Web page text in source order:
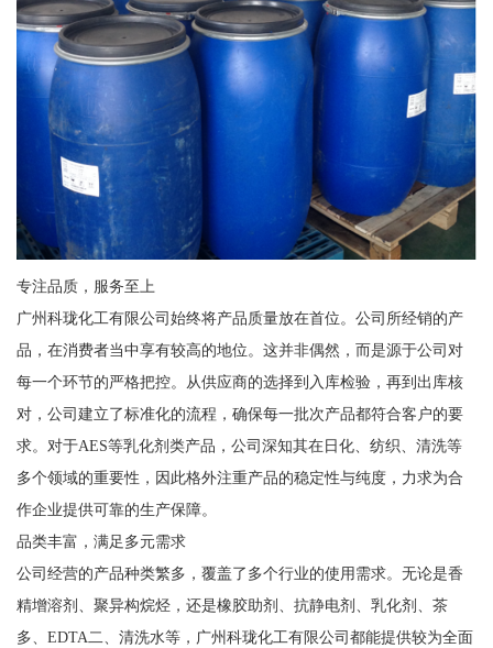
专注品质，服务至上
广州科珑化工有限公司始终将产品质量放在首位。公司所经销的产
品，在消费者当中享有较高的地位。这并非偶然，而是源于公司对
每一个环节的严格把控。从供应商的选择到入库检验，再到出库核
对，公司建立了标准化的流程，确保每一批次产品都符合客户的要
求。对于AES等乳化剂类产品，公司深知其在日化、纺织、清洗等
多个领域的重要性，因此格外注重产品的稳定性与纯度，力求为合
作企业提供可靠的生产保障。
品类丰富，满足多元需求
公司经营的产品种类繁多，覆盖了多个行业的使用需求。无论是香
精增溶剂、聚异构烷烃，还是橡胶助剂、抗静电剂、乳化剂、茶
多、EDTA二、清洗水等，广州科珑化工有限公司都能提供较为全面